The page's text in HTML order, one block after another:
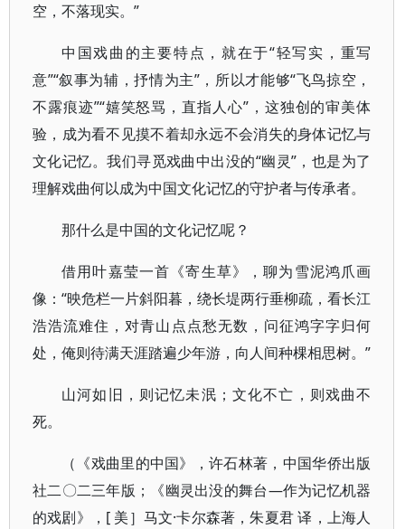
空，不落现实。”
中国戏曲的主要特点，就在于“轻写实，重写
意”“叙事为辅，抒情为主”，所以才能够“飞鸟掠空，
不露痕迹”“嬉笑怒骂，直指人心”，这独创的审美体
验，成为看不见摸不着却永远不会消失的身体记忆与
文化记忆。我们寻觅戏曲中出没的“幽灵”，也是为了
理解戏曲何以成为中国文化记忆的守护者与传承者。
那什么是中国的文化记忆呢？
借用叶嘉莹一首《寄生草》，聊为雪泥鸿爪画
像：“映危栏一片斜阳暮，绕长堤两行垂柳疏，看长江
浩浩流难住，对青山点点愁无数，问征鸿字字归何
处，俺则待满天涯踏遍少年游，向人间种棵相思树。”
山河如旧，则记忆未泯；文化不亡，则戏曲不
死。
（《戏曲里的中国》，许石林著，中国华侨出版
社二〇二三年版；《幽灵出没的舞台—作为记忆机器
的戏剧》，[ 美］马文·卡尔森著，朱夏君 译，上海人